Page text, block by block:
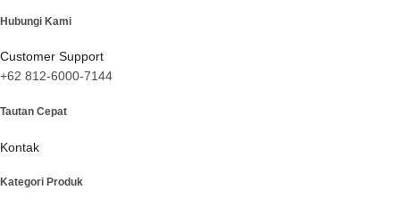
Hubungi Kami
Customer Support
+62 812-6000-7144
Tautan Cepat
Kontak
Kategori Produk